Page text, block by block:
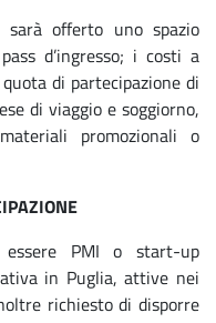
sarà offerto uno spazio
d’ingresso; i costi a
di partecipazione di
di viaggio e soggiorno,
promozionali o
essere PMI o start-up
in Puglia, attive nei
richiesto di disporre